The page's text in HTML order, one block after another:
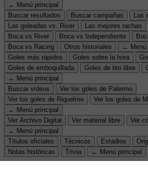
← Menú principal
Buscar resultados
Buscar campañas
Las goleadas vs. River
Las mejores rachas
Boca vs River
Boca vs Independiente
Boca vs Racing
Otros historiales
← Menú
Goles más rápidos
Goles sobre la hora
Goles de emboquillada
Goles de tiro libre
← Menú principal
Buscar videos
Ver los goles de Palermo
Ver los goles de Riquelme
Ver los goles de
← Menú principal
Ver Archivo Digital
Ver material libre
Ver
← Menú principal
Títulos oficiales
Técnicos Estadios
Notas históricas
Trivia ← Menú principal